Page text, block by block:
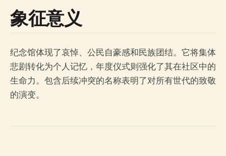
象征意义
纪念馆体现了哀悼、公民自豪感和民族团结。它将集体
悲剧转化为个人记忆，年度仪式则强化了其在社区中的
生命力。包含后续冲突的名称表明了对所有世代的致敬
的演变。